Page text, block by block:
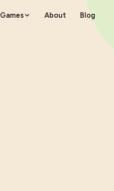
Games About Blog